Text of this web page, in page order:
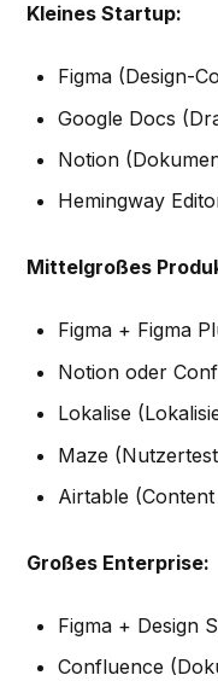
Kleines Startup:
Figma (Design-
Google Docs
Notion
Hemingway
Mittelgroßes
Figma + Figma
Notion oder
Lokalise
Maze
Airtable
Großes Enterprise:
Figma + Design
Confluence